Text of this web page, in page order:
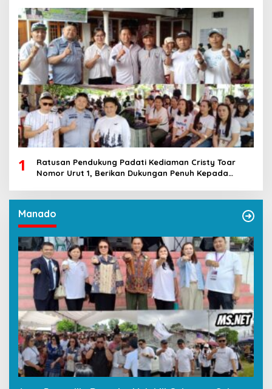
1
Ratusan Pendukung Padati Kediaman Cristy Toar
Nomor Urut 1, Berikan Dukungan Penuh Kepada
Manado